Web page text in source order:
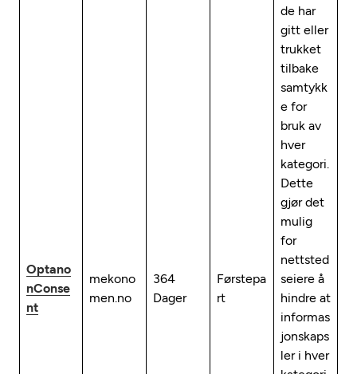
Optano
nConse
nt
mekono
men.no
364
Dager
Førstepa
rt
de har
gitt eller
trukket
tilbake
samtykk
e for
bruk av
hver
kategori.
Dette
gjør det
mulig
for
nettsted
seiere å
hindre at
informas
jonskaps
ler i hver